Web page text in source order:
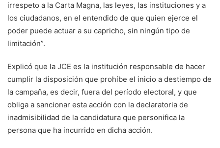
irrespeto a la Carta Magna, las leyes, las instituciones y a
los ciudadanos, en el entendido de que quien ejerce el
poder puede actuar a su capricho, sin ningún tipo de
limitación”.
Explicó que la JCE es la institución responsable de hacer
cumplir la disposición que prohíbe el inicio a destiempo de
la campaña, es decir, fuera del período electoral, y que
obliga a sancionar esta acción con la declaratoria de
inadmisibilidad de la candidatura que personifica la
persona que ha incurrido en dicha acción.